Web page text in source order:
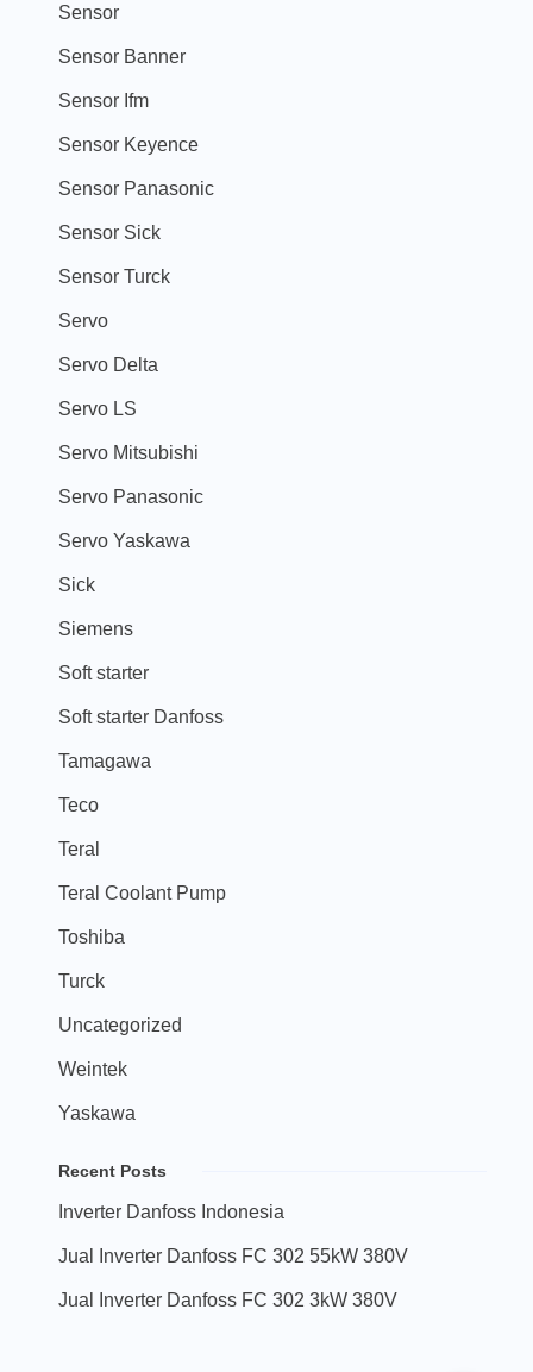
Sensor
Sensor Banner
Sensor Ifm
Sensor Keyence
Sensor Panasonic
Sensor Sick
Sensor Turck
Servo
Servo Delta
Servo LS
Servo Mitsubishi
Servo Panasonic
Servo Yaskawa
Sick
Siemens
Soft starter
Soft starter Danfoss
Tamagawa
Teco
Teral
Teral Coolant Pump
Toshiba
Turck
Uncategorized
Weintek
Yaskawa
Recent Posts
Inverter Danfoss Indonesia
Jual Inverter Danfoss FC 302 55kW 380V
Jual Inverter Danfoss FC 302 3kW 380V